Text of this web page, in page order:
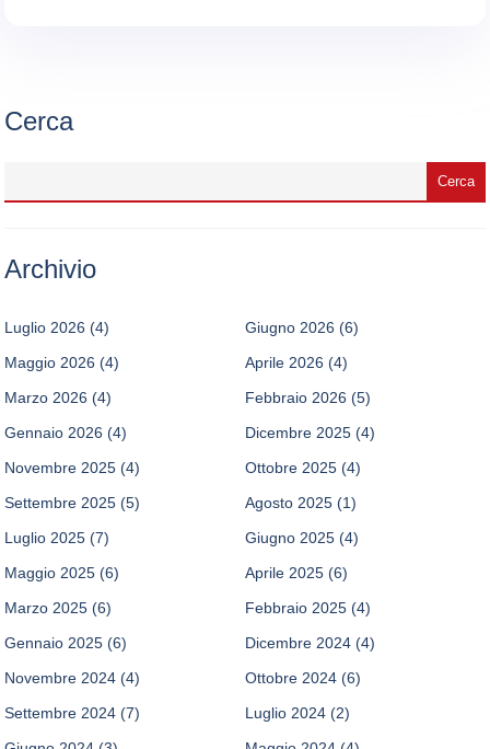
Cerca
Archivio
Luglio 2026 (4) Giugno 2026 (6)
Maggio 2026 (4) Aprile 2026 (4)
Marzo 2026 (4) Febbraio 2026 (5)
Gennaio 2026 (4) Dicembre 2025 (4)
Novembre 2025 (4) Ottobre 2025 (4)
Settembre 2025 (5) Agosto 2025 (1)
Luglio 2025 (7) Giugno 2025 (4)
Maggio 2025 (6) Aprile 2025 (6)
Marzo 2025 (6) Febbraio 2025 (4)
Gennaio 2025 (6) Dicembre 2024 (4)
Novembre 2024 (4) Ottobre 2024 (6)
Settembre 2024 (7) Luglio 2024 (2)